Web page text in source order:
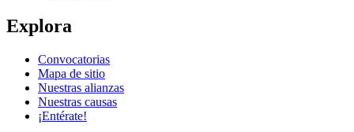
Explora
Convocatorias
Mapa de sitio
Nuestras alianzas
Nuestras causas
¡Entérate!